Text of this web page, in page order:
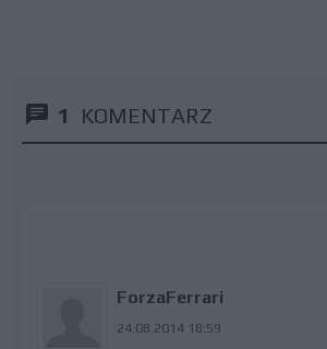
1 KOMENTARZ
ForzaFerrari
24.08.2014 18:59